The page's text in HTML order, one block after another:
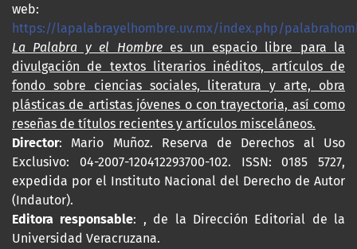
web:
https://lapalabrayelhombre.uv.mx/index.php/
La Palabra y el Hombre es un espacio libre para la
divulgación de textos literarios inéditos, artículos de
fondo sobre ciencias sociales, literatura y arte, obra
plásticas de artistas jóvenes o con trayectoria, así como
reseñas de títulos recientes y artículos misceláneos.
Director: Mario Muñoz. Reserva de Derechos al Uso
Exclusivo: 04-2007-120412293700-102. ISSN: 0185 5727,
expedida por el Instituto Nacional del Derecho de Autor
(Indautor).
Editora responsable: , de la Dirección Editorial de la
Universidad Veracruzana.